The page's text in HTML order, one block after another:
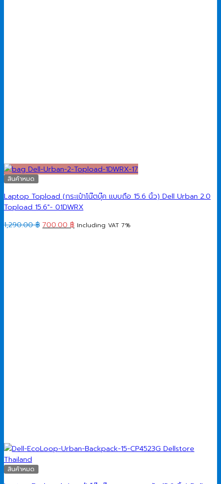
สินค้าหมด
Laptop Topload (กระเป๋าโน๊ตบุ๊ค แบบถือ 15.6 นิ้ว) Dell Urban 2.0
Topload 15.6″- 01DWRX
1,290.00฿ Original
700.00 ฿ Current
Including VAT 7%
สินค้าหมด